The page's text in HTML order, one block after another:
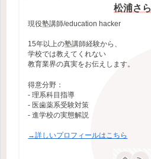
松浦さら
現役塾講師/education hacker
15年以上の塾講師経験から、
学校では教えてくれない
教育業界の真実をお伝えします。
得意分野：
- 理系科目指導
- 医歯薬系受験対策
- 進学校の実態解説
→詳しいプロフィールはこちら